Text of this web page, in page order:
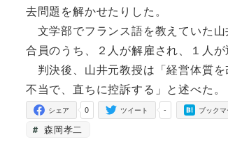
去問題を解かせたりした。
文学部でフランス語を教えていた
合員のうち、２人が解雇され、１人が
判決後、山井元教授は「経営体質
不当で、直ちに控訴する」と述べた
0
シェア -
ツイート ブックマ
森岡孝二